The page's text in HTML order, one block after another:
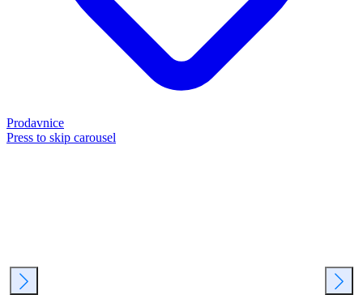
Prodavnice
Press to skip carousel